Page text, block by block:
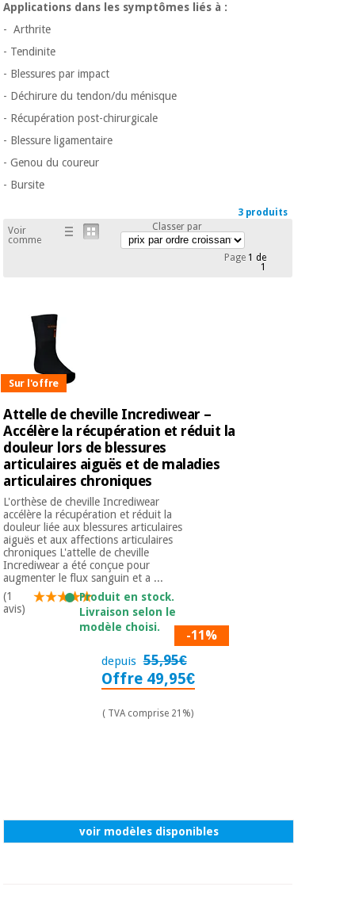
Offres
Outlet
Académie
Tech
équipement
médical
Médecine
traditionnelle
Mobilier
clinique
Armoires
Matériel de
protection
Aérobic,
fitness
pilates
Sports
et
jeux
Armoires
sanitaires
Vétérinaire
Orthopédie
Instruments
Nouveautes
Offres
Outlet
Dentisterie
équipement
médical
Médecine
traditionnelle
Mobilier
clinique
Matériel de
protection
essentiel
pour les
coronavirus
Aérobic,
fitness
et
pilates
Sports
et
jeux
Instruments
Applications dans les symptômes liés à :
- Arthrite
- Tendinite
- Blessures par impact
- Déchirure du tendon/du ménisque
- Récupération post-chirurgicale
- Blessure ligamentaire
- Genou du coureur
- Bursite
3 produits
Voir
comme
Classer par
Page1 de
1
Sur l'offre
Attelle de cheville Incrediwear –
Accélère la récupération et réduit la
douleur lors de blessures
articulaires aiguës et de maladies
articulaires chroniques
L'orthèse de cheville Incrediwear
accélère la récupération et réduit la
douleur liée aux blessures articulaires
aiguës et aux affections articulaires
chroniques L'attelle de cheville
Incrediwear a été conçue pour
augmenter le flux sanguin et a ...
(1
avis)
Produit en stock.
Livraison selon le
modèle choisi.
-11%
depuis 55,95€
Offre 49,95€
( TVA comprise 21%)
voir modèles disponibles